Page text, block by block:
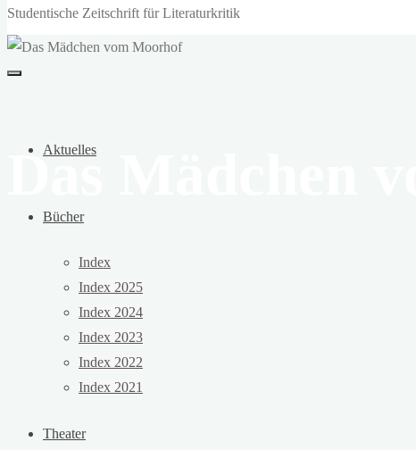
Studentische Zeitschrift für Literaturkritik
Aktuelles
Bücher
Index
Index 2025
Index 2024
Index 2023
Index 2022
Index 2021
Theater
Das Mädchen